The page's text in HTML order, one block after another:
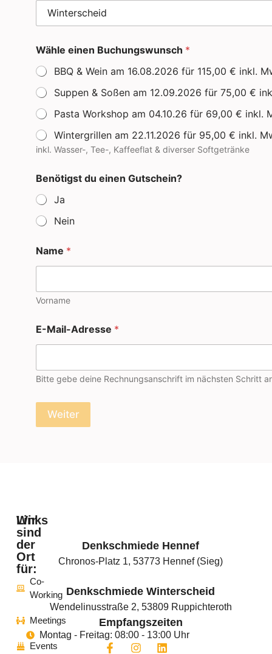
Wähle einen Buchungswunsch *
BBQ & Wein am 16.08.2026 für 115,00 € inkl.
Suppen & Soßen am 12.09.2026 für 75,00 €
Pasta Workshop am 04.10.26 für 69,00 € inkl.
Wintergrillen am 22.11.2026 für 95,00 € inkl.
inkl. Wasser-, Tee-, Kaffeeflat & diverser Softgetränke
Benötigst du einen Gutschein?
Ja
Nein
Name *
Vorname
E-Mail-Adresse *
Bitte gebe deine Rechnungsanschrift im nächsten Schritt
Weiter
Denkschmiede Hennef
Chronos-Platz 1, 53773 Hennef (Sieg)
Denkschmiede Winterscheid
Wendelinusstraße 2, 53809 Ruppichteroth
Empfangszeiten
Montag - Freitag: 08:00 - 13:00 Uhr
Wir
sind
der
Ort
für:
Co-
Working
Meetings
Events
Links
Events
News
Das